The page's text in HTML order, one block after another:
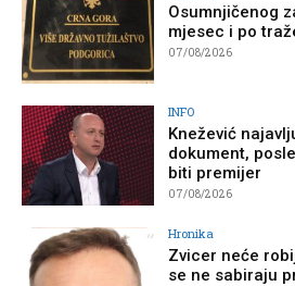
Osumnjičenog
mjesec i po
07/08/2026
INFO
Knežević
dokument,
biti premijer
07/08/2026
Hronika
Zvicer neće
se ne sabiraju